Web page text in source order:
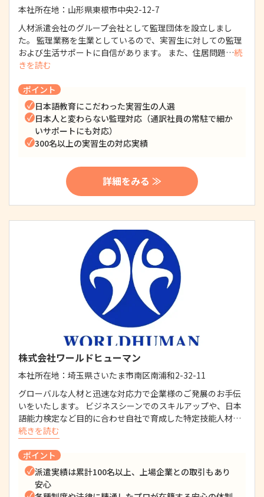
本社所在地： 山形県東根市中央2-12-7
人材派遣会社のグループ会社として監理団体を設立しまし
た。 監理業務を生業としているので、実習生に対しての監理
および生活サポートに自信があります。 また、住居問題…続
きを読む
ポイント
日本語教育にこだわった実習生の人選
日本人と変わらない監理対応（通訳社員の常駐で細か
いサポートにも対応）
300名以上の実習生の対応実績
詳細をみる ≫
株式会社ワールドヒューマン
本社所在地： 埼玉県さいたま市南区南浦和2-32-11
グローバルな人材と迅速な対応力で企業様のご発展のお手伝
いをいたします。 ビジネスシーンでのスキルアップや、日本
語能力検定など目的に合わせ自社で育成した特定技能人材…
続きを読む
ポイント
派遣実績は累計100名以上、上場企業との取引もあり
安心